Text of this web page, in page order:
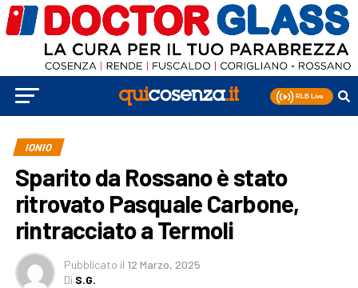
IONIO
Sparito da Rossano è stato
ritrovato Pasquale Carbone,
rintracciato a Termoli
Pubblicato il 12 Marzo, 2025
Di S.G.